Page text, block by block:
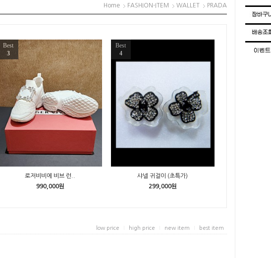
Home FASHION-ITEM WALLET PRADA
Best
3
로저비비에 비브 런..
990,000원
Best
4
샤넬 귀걸이 (초특가)
299,000원
low price high price new item best item